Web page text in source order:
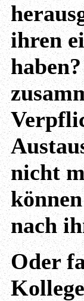
ihren
nicht
nach
Oder